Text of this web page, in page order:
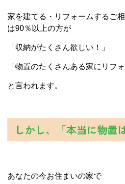
家を建てる・リフォームするご
は90％以上の方が
「収納がたくさん欲しい！」
「物置のたくさんある家にリフ
と言われます。
しかし、「本当に物置
あなたの今お住まいの家で